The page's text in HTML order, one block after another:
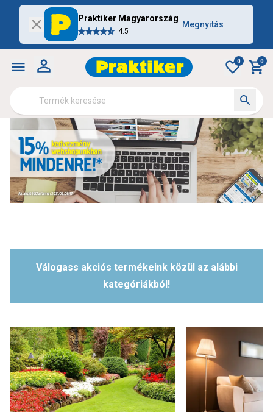
Praktiker Magyarország
4.5
Megnyitás
0 0
Válogass akciós termékeink közül az alábbi
kategóriákból!